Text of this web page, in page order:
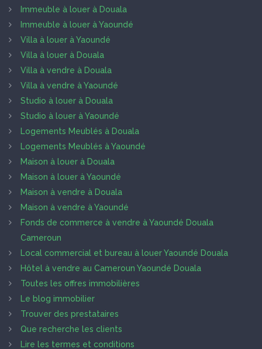
Immeuble à louer à Douala
Immeuble à louer à Yaoundé
Villa à louer à Yaoundé
Villa à louer à Douala
Villa à vendre à Douala
Villa à vendre à Yaoundé
Studio à louer à Douala
Studio à louer à Yaoundé
Logements Meublés à Douala
Logements Meublés à Yaoundé
Maison à louer à Douala
Maison à louer à Yaoundé
Maison à vendre à Douala
Maison à vendre à Yaoundé
Fonds de commerce à vendre à Yaoundé Douala
Cameroun
Local commercial et bureau à louer Yaoundé Douala
Hôtel à vendre au Cameroun Yaoundé Douala
Toutes les offres immobilières
Le blog immobilier
Trouver des prestataires
Que recherche les clients
Lire les termes et conditions